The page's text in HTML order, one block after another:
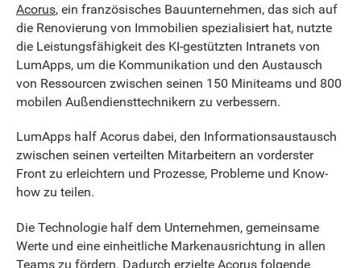
Acorus, ein französisches Bauunternehmen, das sich auf
die Renovierung von Immobilien spezialisiert hat, nutzte
die Leistungsfähigkeit des KI-gestützten Intranets von
LumApps, um die Kommunikation und den Austausch
von Ressourcen zwischen seinen 150 Miniteams und 800
mobilen Außendiensttechnikern zu verbessern.
LumApps half Acorus dabei, den Informationsaustausch
zwischen seinen verteilten Mitarbeitern an vorderster
Front zu erleichtern und Prozesse, Probleme und Know-
how zu teilen.
Die Technologie half dem Unternehmen, gemeinsame
Werte und eine einheitliche Markenausrichtung in allen
Teams zu fördern. Dadurch erzielte Acorus folgende